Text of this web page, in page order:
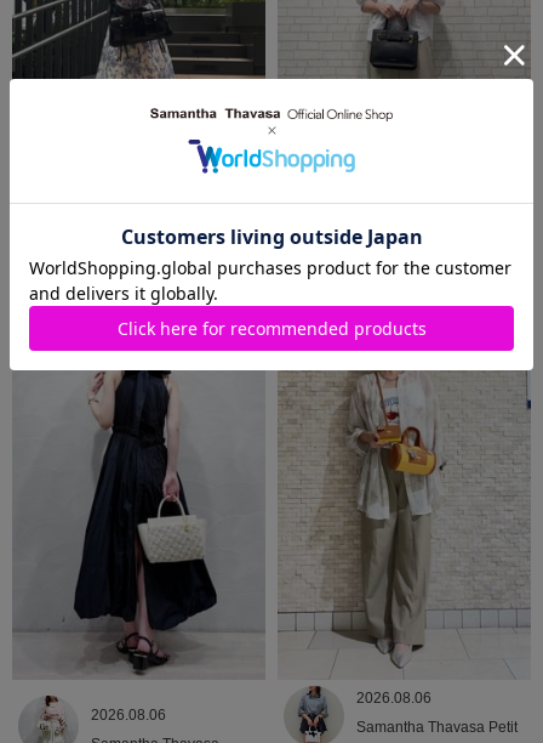
2026.08.07
Samantha Thavasa Petit
Choice
2026.08.06
2026.08.06
2026.08.06
Samantha Thavasa Petit